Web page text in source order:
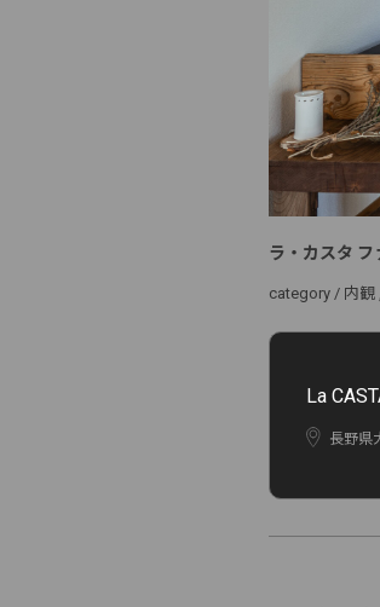
ラ・カスタ
category / 内観
La
長野県